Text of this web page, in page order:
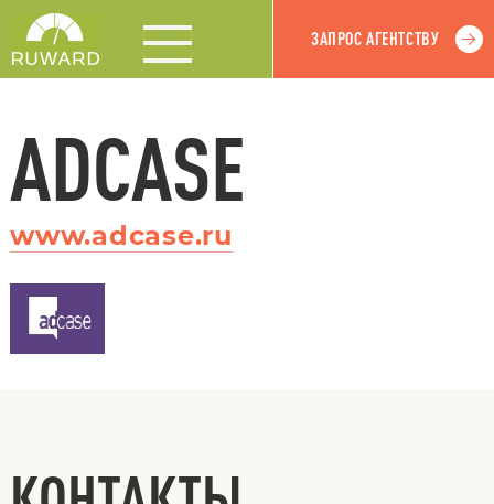
ЗАПРОС АГЕНТСТВУ
ADCASE
www.adcase.ru